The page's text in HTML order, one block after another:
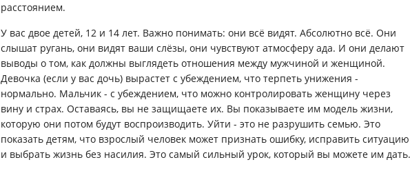
расстоянием.
У вас двое детей, 12 и 14 лет. Важно понимать: они всё видят. Абсолютно всё. Они
слышат ругань, они видят ваши слёзы, они чувствуют атмосферу ада. И они делают
выводы о том, как должны выглядеть отношения между мужчиной и женщиной.
Девочка (если у вас дочь) вырастет с убеждением, что терпеть унижения -
нормально. Мальчик - с убеждением, что можно контролировать женщину через
вину и страх. Оставаясь, вы не защищаете их. Вы показываете им модель жизни,
которую они потом будут воспроизводить. Уйти - это не разрушить семью. Это
показать детям, что взрослый человек может признать ошибку, исправить ситуацию
и выбрать жизнь без насилия. Это самый сильный урок, который вы можете им дать.